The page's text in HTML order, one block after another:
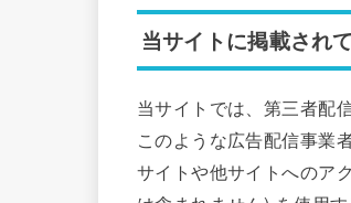
当サイトに掲載され
当サイトでは、第三者配
このような広告配信事業
サイトや他サイトへのア